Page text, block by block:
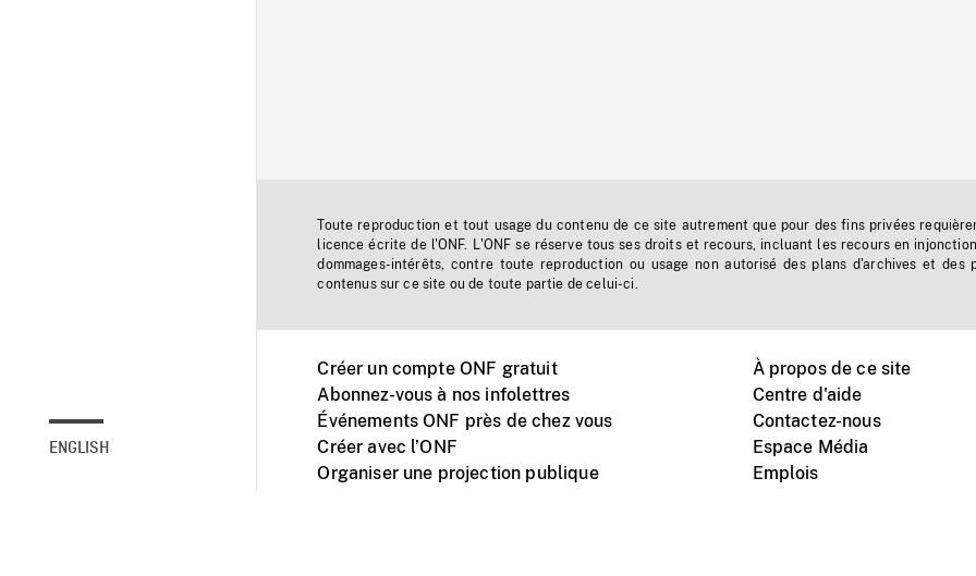
ENGLISH
Toute reproduction et tout usage du contenu de ce site autrement que pour des fins privées
licence écrite de l'ONF. L'ONF se réserve tous ses droits et recours, incluant les recours en
dommages-intérêts, contre toute reproduction ou usage non autorisé des plans d'archives et des
contenus sur ce site ou de toute partie de celui-ci.
Créer un compte ONF gratuit
Abonnez-vous à nos infolettres
Événements ONF près de chez vous
Créer avec l’ONF
Organiser une projection publique
À propos de ce site
Centre d'aide
Contactez-nous
Espace Média
Emplois